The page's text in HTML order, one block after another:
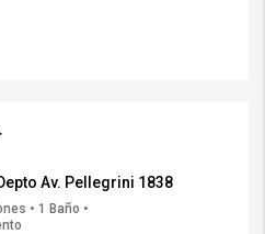
Av. Pellegrini 1838
• 1 Baño •